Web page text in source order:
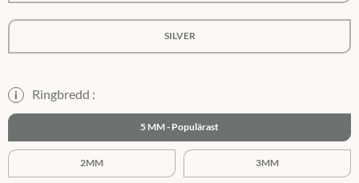
SILVER
i Ringbredd :
5 MM
2MM 3MM